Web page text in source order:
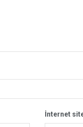
İnternet